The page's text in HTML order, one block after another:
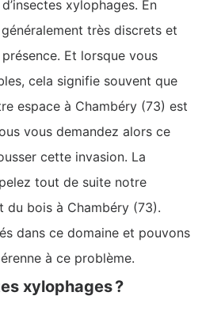
xylophages. En
très discrets et
Et lorsque vous
cela signifie souvent que
espace à Chambéry (73) est
vous demandez alors ce
cette invasion. La
tout de suite notre
du bois à Chambéry (73).
dans ce domaine et pouvons
à ce problème.
xylophages ?